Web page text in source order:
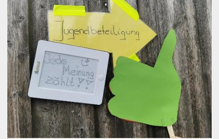
JuHa live
JuHa live 2019
JuHa live 2021
JuHa live 2024